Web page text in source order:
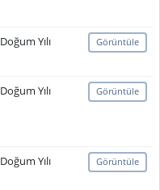
Doğum Yılı Görüntüle
Doğum Yılı Görüntüle
Doğum Yılı Görüntüle